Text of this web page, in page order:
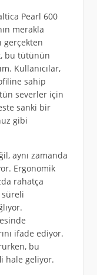
Pearl 600
merakla
gerçekten
bu tütünün
Kullanıcılar,
sahip
severler için
sanki bir
gibi
aynı zamanda
Ergonomik
rahatça
ifade ediyor.
bu
hale geliyor.